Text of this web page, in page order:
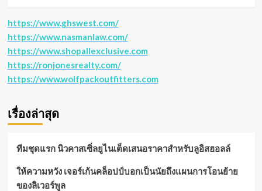
https://www.ghswest.com/
https://www.nasmanlaw.com/
https://www.shopallexclusive.com
https://ronjonesrealty.com/
https://www.wolfpackoutfitters.com
เรื่องล่าสุด
ทีมชุดแรก นิวคาสเซิ่ลยูไนเต็ดเสนอราคาสำหรับลูอิสฮอลล์
ให้ความหวัง เจอร์เก้นคล็อปป์บอกเป็นนัยถึงแผนการโอนย้าย
ของลิเวอร์พูล